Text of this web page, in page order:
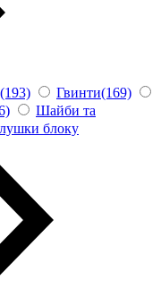
Гвинти(169)
Шайби та
блоку